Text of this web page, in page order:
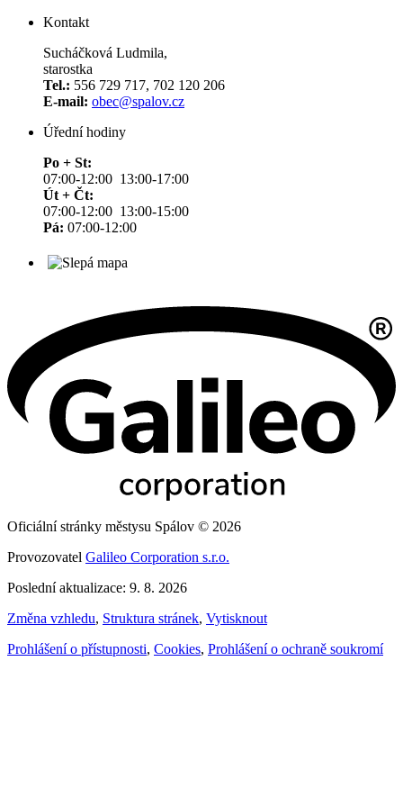
Kontakt
Sucháčková Ludmila,
starostka
Tel.: 556 729 717, 702 120 206
E-mail: obec@spalov.cz
Úřední hodiny
Po + St:
07:00-12:00 13:00-17:00
Út + Čt:
07:00-12:00 13:00-15:00
Pá: 07:00-12:00
Oficiální stránky městysu Spálov © 2026
Provozovatel Galileo Corporation s.r.o.
Poslední aktualizace: 9. 8. 2026
Změna vzhledu, Struktura stránek, Vytisknout
Prohlášení o přístupnosti, Cookies, Prohlášení o ochraně soukromí